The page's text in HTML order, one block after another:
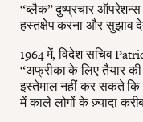
“ब्लैक” दुष्प्रचार ऑपरेशन्स
हस्तक्षेप करना और सुझाव
1964 में, विदेश सचिव
“अफ्रीका के लिए तैयार की
इस्तेमाल नहीं कर सकते कि
में काले लोगों के ज़्यादा